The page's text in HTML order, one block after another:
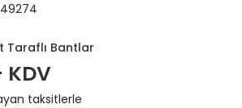
Taraflı Bantlar
KDV
taksitlerle